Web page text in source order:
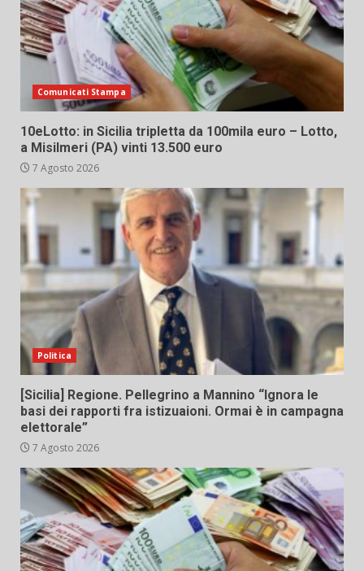
Comunicati Stampa
10eLotto: in Sicilia tripletta da 100mila euro – Lotto,
a Misilmeri (PA) vinti 13.500 euro
7 Agosto 2026
Politica
[Sicilia] Regione. Pellegrino a Mannino “Ignora le
basi dei rapporti fra istizuaioni. Ormai è in campagna
elettorale”
7 Agosto 2026